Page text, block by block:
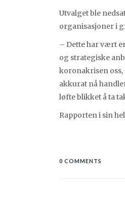
Utvalget ble
organisasjoner i
– Dette har vært
og strategiske
koronakrisen
akkurat nå
løfte blikket å ta
Rapporten i sin
0 COMMENTS